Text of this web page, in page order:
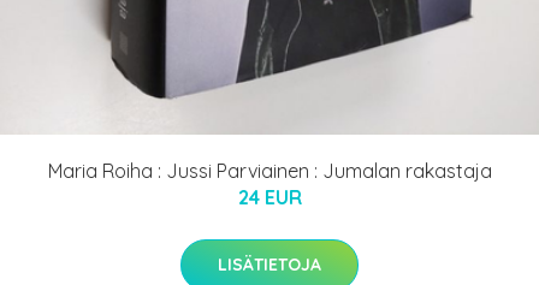
Maria Roiha : Jussi Parviainen : Jumalan rakastaja
24 EUR
LISÄTIETOJA